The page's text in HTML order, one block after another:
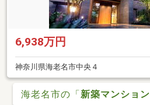
6,938万円
神奈川県海老名市中央４
海老名市の「新築マンション